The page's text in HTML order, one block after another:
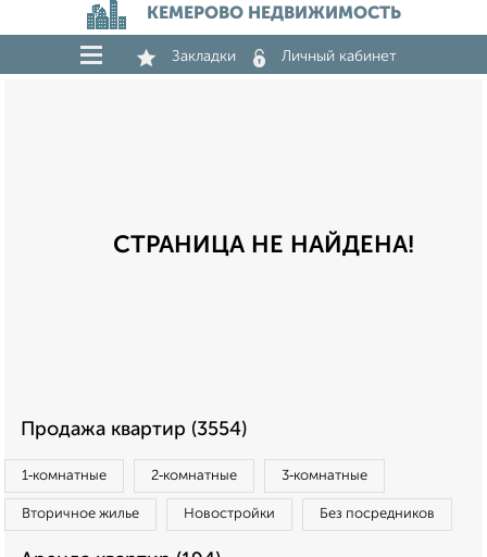
КЕМЕРОВО НЕДВИЖИМОСТЬ
Закладки Личный кабинет
СТРАНИЦА НЕ НАЙДЕНА!
Продажа квартир (3554)
1‑комнатные 2‑комнатные 3‑комнатные
Вторичное жилье Новостройки Без посредников